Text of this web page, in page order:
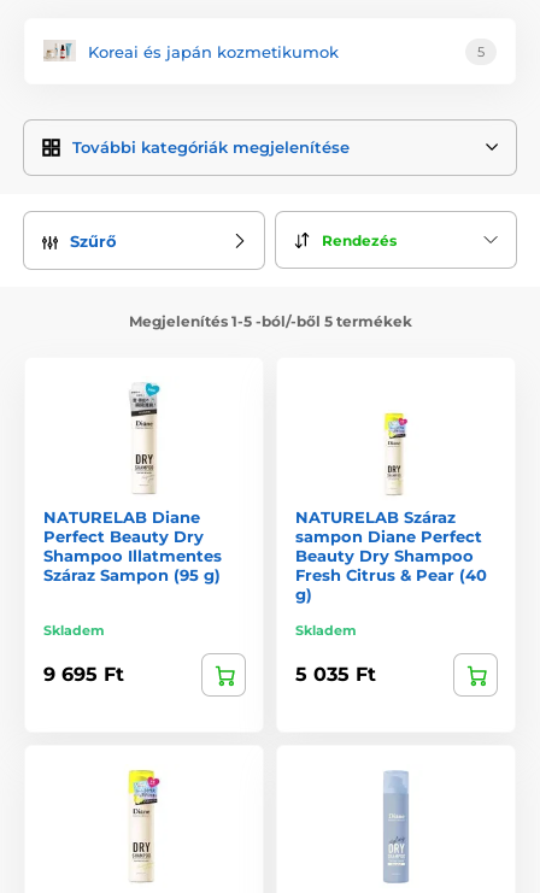
filozofie vedla k vytvořeníunikátní řady produktů péče o
NatureLab nabízí
řadu produktů navržených k řešení
různých problémů s vlasy, včetně péče o pokožku hlavy,
které jsoubez škodlivých chemikálií.Značka využívá
pokročilý výzkum a vysoce kvalitní přírodní ingredience k
životnímu prostředí. Tento závazek učinil z NatureLab
NatureLab představuje dokonalé spojení tradiční moudrosti
krásy a moderní vědecké inovace, což ji činí vynikající
značkou v oblasti péče o vlasy.
Koreai és japán kozmetikumok 5
További kategóriák megjelenítése
Szűrő Rendezés
Megjelenítés 1-5 -ból/-ből 5 termékek
NATURELAB Diane
Perfect Beauty Dry
Shampoo Illatmentes
Száraz Sampon (95 g)
Skladem
9 695 Ft
NATURELAB Száraz
sampon Diane Perfect
Beauty Dry Shampoo
Fresh Citrus & Pear (40
g)
Skladem
5 035 Ft